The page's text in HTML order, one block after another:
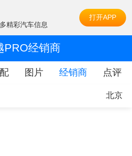
精彩汽车信息
打开APP
PRO经销商
图片 经销商 点评
北京